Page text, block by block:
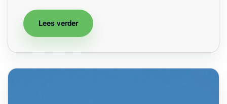
Lees verder